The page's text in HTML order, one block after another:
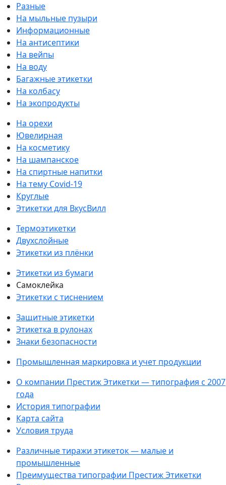
Разные
На мыльные пузыри
Информационные
На антисептики
На вейпы
На воду
Багажные этикетки
На колбасу
На экопродукты
На орехи
Ювелирная
На косметику
На шампанское
На спиртные напитки
На тему Covid-19
Круглые
Этикетки для ВкусВилл
Термоэтикетки
Двухслойные
Этикетки из плёнки
Этикетки из бумаги
Самоклейка
Этикетки с тиснением
Защитные этикетки
Этикетка в рулонах
Знаки безопасности
Промышленная маркировка и учет продукции
О компании Престиж Этикетки — типография с 2007
года
История типографии
Карта сайта
Условия труда
Различные тиражи этикеток — малые и
промышленные
Преимущества типографии Престиж Этикетки